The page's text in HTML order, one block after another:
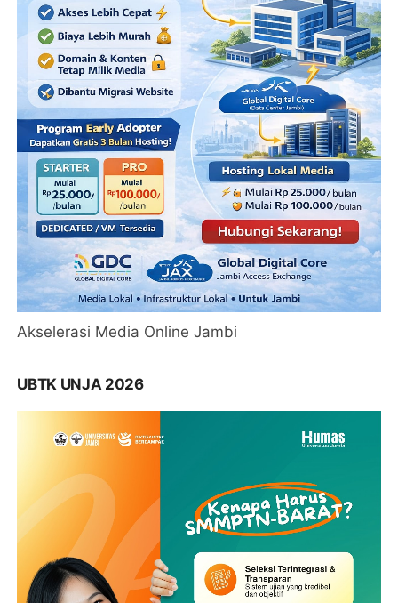
Akselerasi Media Online Jambi
UBTK UNJA 2026